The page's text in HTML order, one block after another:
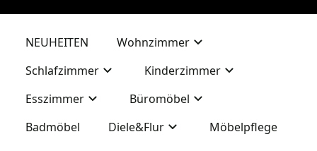
NEUHEITEN
Wohnzimmer
Schlafzimmer
Kinderzimmer
Esszimmer
Büromöbel
Badmöbel
Diele&Flur Möbelpflege